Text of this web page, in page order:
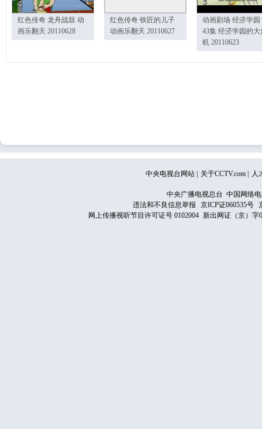
红色传奇 龙舟战鼓 动
画乐翻天 20110628
红色传奇 铁匠的儿子
动画乐翻天 20110627
动画剧场 经济学园
43集 经济学园的大
机 20110623
中央电视台网站 关于CCTV.com 人
中央广播电视总台 中国网络
违法和不良信息举报
京ICP证060535号
网上传播视听节目许可证号 0102004 新出网证（京）